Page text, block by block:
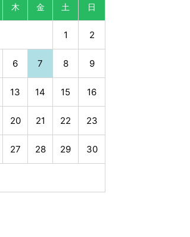
木 金 土 日
1 2
6 7 8 9
13 14 15 16
20 21 22 23
27 28 29 30